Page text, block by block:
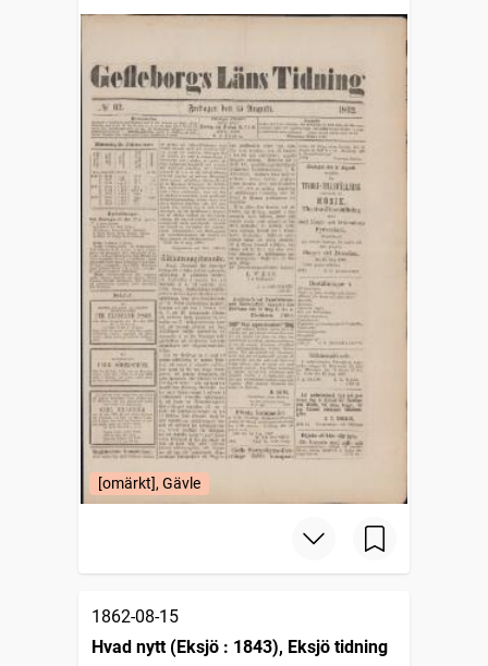
[omärkt], Gävle
1862-08-15
Hvad nytt (Eksjö : 1843), Eksjö tidning